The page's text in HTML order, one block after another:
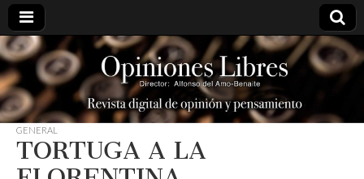
opinioneslibres
GENERAL
TORTUGA A LA